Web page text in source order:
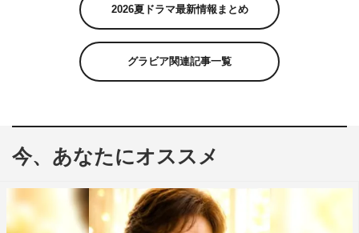
2026夏ドラマ最新情報まとめ
グラビア関連記事一覧
今、あなたにオススメ